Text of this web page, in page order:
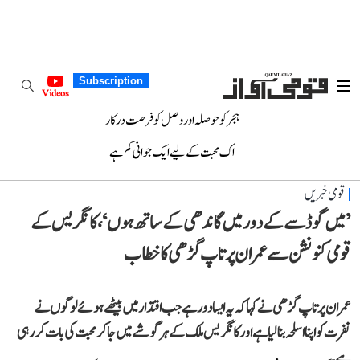
Subscription
Videos
ہجر کو حوصلہ اور وصل کو فرصت درکار
اک محبت کے لیے ایک جوانی کم ہے
قومی خبریں
’میں گوڈسے کے دور میں گاندھی کے ساتھ ہوں‘، کانگریس کے
قومی کنونشن سے عمران پرتاپ گڑھی کا خطاب
عمران پرتاپ گڑھی نے کہا کہ یہ ایسا دور ہے جب اقتدار میں بیٹھے ہوئے لوگوں نے
نفرت کو اپنا اسلحہ بنا لیا ہے اور کانگریس ملک کے ہر گوشے میں جا کر محبت کی بات کر رہی